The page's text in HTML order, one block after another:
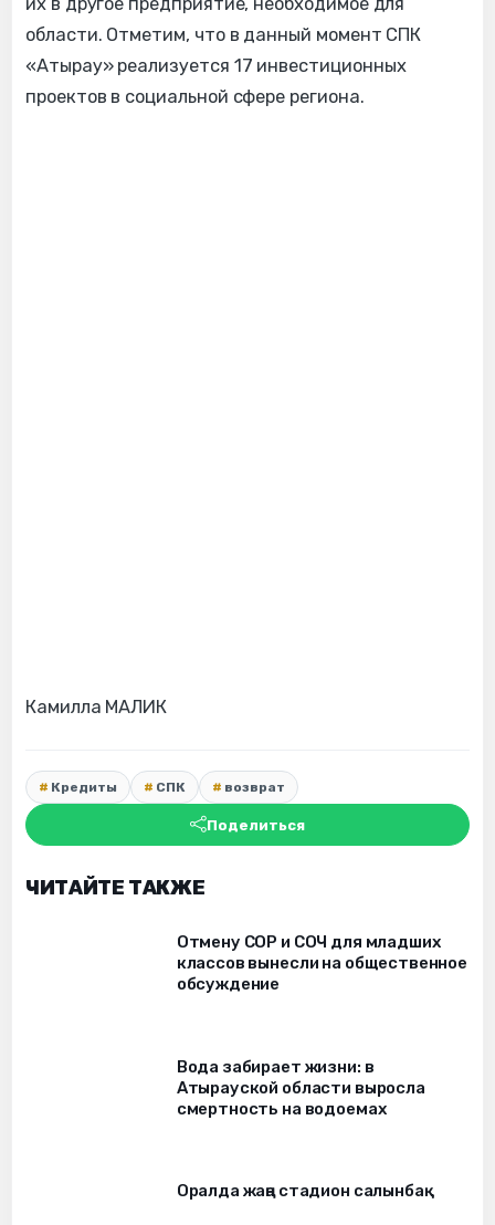
области. Отметим, что в данный момент СПК
«Атырау» реализуется 17 инвестиционных
проектов в социальной сфере региона.
Камилла МАЛИК
Кредиты СПК возврат
Поделиться
ЧИТАЙТЕ ТАКЖЕ
Отмену СОР и СОЧ для младших
классов вынесли на общественное
обсуждение
Вода забирает жизни: в
Атырауской области выросла
смертность на водоемах
Оралда жаңа стадион салынбақ